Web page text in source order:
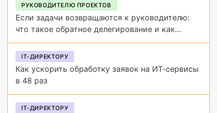
РУКОВОДИТЕЛЮ ПРОЕКТОВ
Если задачи возвращаются к руководителю:
что такое обратное делегирование и как
от него избавиться
IT-ДИРЕКТОРУ
Как ускорить обработку заявок на ИТ-сервисы
в 48 раз
IT-ДИРЕКТОРУ